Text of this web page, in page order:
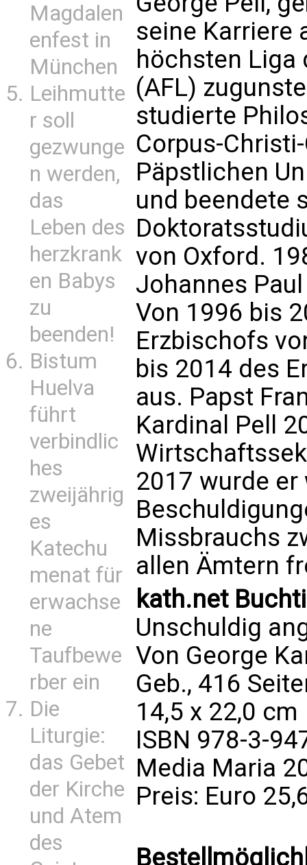
Magdalen
enfest in
München
Leihmutte
r soll
gezwunge
n werden,
das
Leben des
herzkrank
en Babys
zu
beenden!
Bistum
Huelva
führt
verbindlic
hes
zweijährig
es
Katechu
menat für
erwachse
ne
Taufbewe
rber ein
Die
Liturgie:
das Gebet
der Kirche
und Atem
des
seine Karriere
höchsten Liga
(AFL)
studierte
Corpus-
Päpstlichen
und beendete
von Oxford.
Johannes
Von 1996 bis
Erzbischofs
bis 2014 des
aus. Papst
Kardinal Pell
2017 wurde er
Missbrauchs
allen Ämtern
kath.net
Unschuldig
Von George
Geb., 416
14,5 x 22,0 cm
ISBN 978-3-
Media Maria
Preis: Euro